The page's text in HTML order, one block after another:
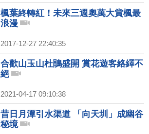
楓葉終轉紅！未來三週奧萬大賞楓最
浪漫
2017-12-27 22:40:35
合歡山玉山杜鵑盛開 賞花遊客絡繹不
絕
2021-04-17 09:10:38
昔日月潭引水渠道 「向天圳」成幽谷
秘境